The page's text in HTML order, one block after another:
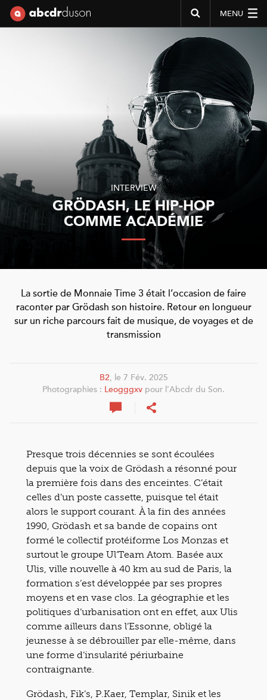
MENU
INTERVIEW
GRÖDASH, LE HIP-HOP
COMME ACADÉMIE
La sortie de Monnaie Time 3 était l’occasion de faire
raconter par Grödash son histoire. Retour en longueur
sur un riche parcours fait de musique, de voyages et de
transmission
B2, le 7 Fév. 2025
Photographies : Leogggxv pour l’Abcdr du Son.
Presque trois décennies se sont écoulées
depuis que la voix de Grödash a résonné pour
la première fois dans des enceintes. C’était
celles d’un poste cassette, puisque tel était
alors le support courant. À la fin des années
1990, Grödash et sa bande de copains ont
formé le collectif protéiforme Los Monzas et
surtout le groupe Ul’Team Atom. Basée aux
Ulis, ville nouvelle à 40 km au sud de Paris, la
formation s’est développée par ses propres
moyens et en vase clos. La géographie et les
politiques d’urbanisation ont en effet, aux Ulis
comme ailleurs dans l’Essonne, obligé la
jeunesse à se débrouiller par elle-même, dans
une forme d’insularité périurbaine
contraignante.
Grödash, Fik’s, P.Kaer, Templar, Sinik et les